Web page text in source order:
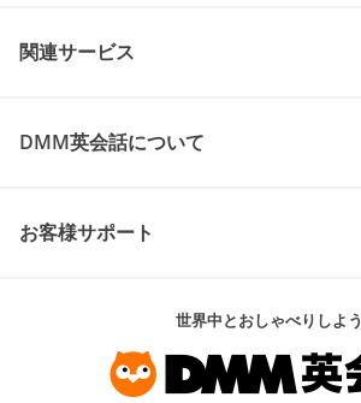
関連サービス
DMM英会話について
お客様サポート
世界中とおしゃべりしよう